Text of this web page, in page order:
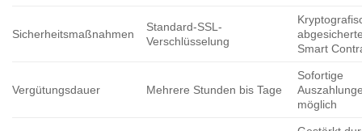
Sicherheitsmaßnahmen
Standard-SSL-
Verschlüsselung
Smart
Vergütungsdauer Mehrere Stunden bis Tage
Sofortige
möglich